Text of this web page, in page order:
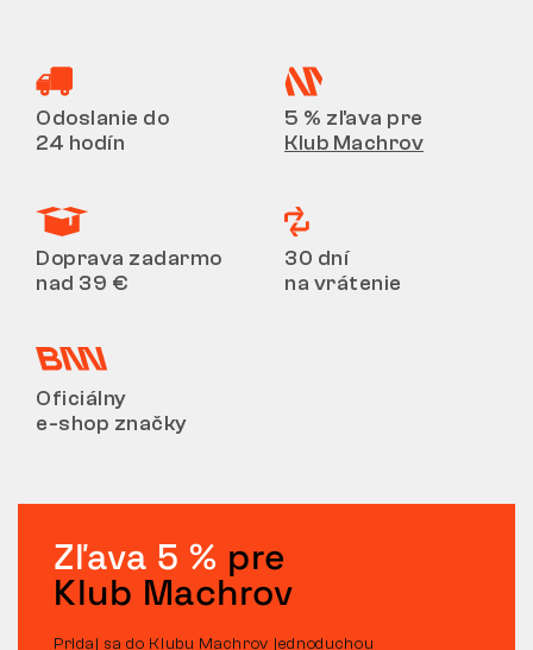
Odoslanie do
24 hodín
5 % zľava pre
Klub Machrov
Doprava zadarmo
nad 39 €
30 dní
na vrátenie
Oficiálny
e-shop značky
Zľava 5 % pre
Klub Machrov
Pridaj sa do Klubu Machrov jednoduchou